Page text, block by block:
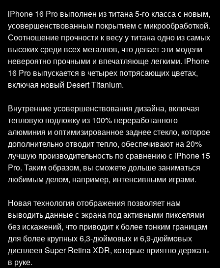
iPhone 16 Pro выполнен из титана 5-го класса с новым,
усовершенствованным покрытием с микрообработкой.
Соотношение прочности к весу у титана одно из самых
высоких среди всех металлов, что делает эти модели
невероятно прочными и впечатляюще легкими. iPhone
16 Pro выпускается в четырех потрясающих цветах,
включая новый Desert Titanium.
Внутренние усовершенствования дизайна, включая
тепловую подложку из 100% переработанного
алюминия и оптимизированное заднее стекло, которое
дополнительно отводит тепло, обеспечивают на 20%
лучшую производительность по сравнению с iPhone 15
Pro. Таким образом, вы сможете дольше заниматься
любимым делом, например, интенсивными играми.
Новая технология отображения позволяет нам
выводить данные с экрана под активными пикселями
без искажений, что приводит к более тонким границам
для более крупных 6,3-дюймовых и 6,9-дюймовых
дисплеев Super Retina XDR, которые приятно держать
в руке.